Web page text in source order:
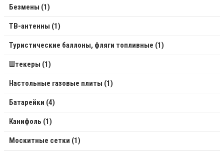
Безмены (1)
ТВ-антенны (1)
Туристические баллоны, фляги топливные (1)
Штекеры (1)
Настольные газовые плиты (1)
Батарейки (4)
Канифоль (1)
Москитные сетки (1)